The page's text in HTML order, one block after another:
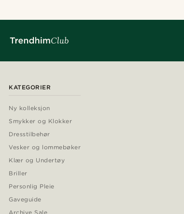
KATEGORIER
Ny kolleksjon
Smykker og Klokker
Dresstilbehør
Vesker og lommebøker
Klær og Undertøy
Briller
Personlig Pleie
Gaveguide
Archive Sale